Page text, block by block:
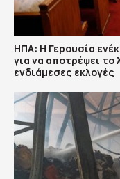
ΗΠΑ: Η Γερουσία
για να αποτρέψει το
ενδιάμεσες εκλογές